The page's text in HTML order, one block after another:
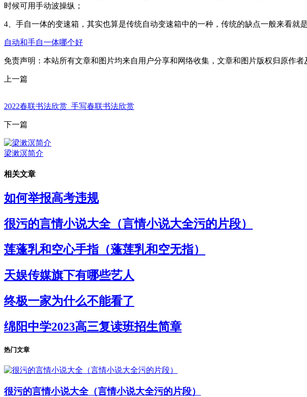
时候可用手动波操纵；
4、手自一体的变速箱，其实也算是传统自动变速箱中的一种，传统的缺点一般来看就
自动和手自一体哪个好
免责声明：本站所有文章和图片均来自用户分享和网络收集，文章和图片版权归原作
上一篇
2022春联书法欣赏_手写春联书法欣赏
下一篇
梁漱溟简介
相关文章
如何举报高考违规
很污的言情小说大全（言情小说大全污的片段）
莲蓬乳和空心手指（蓬莲乳和空无指）
天娱传媒旗下有哪些艺人
终极一家为什么不能看了
绵阳中学2023高三复读班招生简章
热门文章
很污的言情小说大全（言情小说大全污的片段）